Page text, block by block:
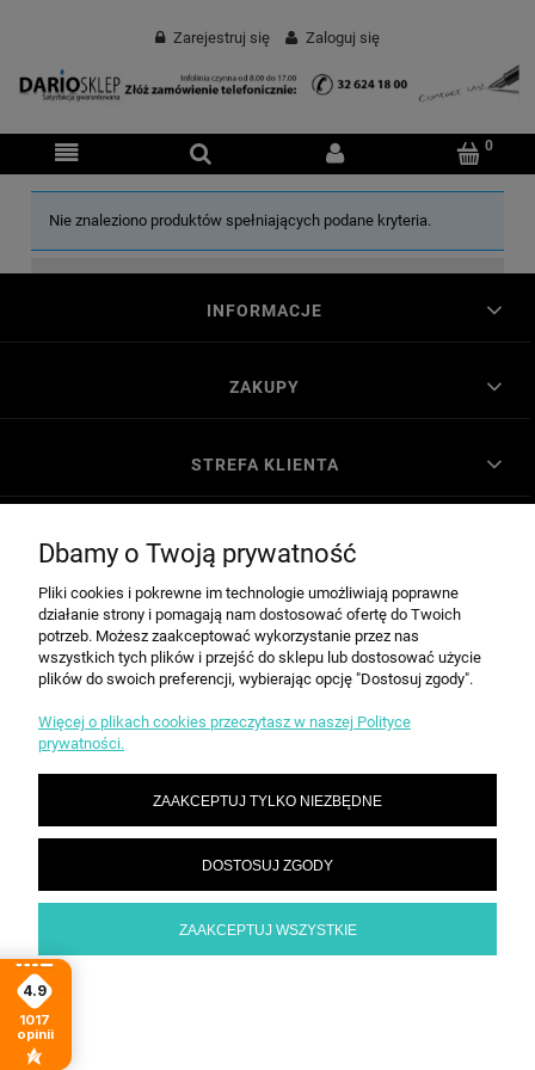
Zarejestruj się Zaloguj się
Nie znaleziono produktów spełniających podane kryteria.
INFORMACJE
ZAKUPY
STREFA KLIENTA
KONTAKT
POKAŻ PEŁNĄ WERSJĘ STRONY
4.9
1017
opinii
Sklep internetowy Shoper.pl
Dbamy o Twoją prywatność
Pliki cookies i pokrewne im technologie umożliwiają poprawne
działanie strony i pomagają nam dostosować ofertę do Twoich
potrzeb. Możesz zaakceptować wykorzystanie przez nas
wszystkich tych plików i przejść do sklepu lub dostosować użycie
plików do swoich preferencji, wybierając opcję "Dostosuj zgody".
Więcej o plikach cookies przeczytasz w naszej Polityce
prywatności.
ZAAKCEPTUJ TYLKO NIEZBĘDNE
DOSTOSUJ ZGODY
ZAAKCEPTUJ WSZYSTKIE